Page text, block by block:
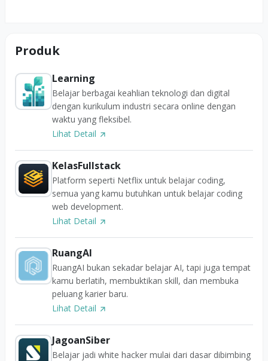
Produk
Learning
Belajar berbagai keahlian teknologi dan digital
dengan kurikulum industri secara online dengan
waktu yang fleksibel.
Lihat Detail
KelasFullstack
Platform seperti Netflix untuk belajar coding,
semua yang kamu butuhkan untuk belajar coding
web development.
Lihat Detail
RuangAI
RuangAI bukan sekadar belajar AI, tapi juga tempat
kamu berlatih, membuktikan skill, dan membuka
peluang karier baru.
Lihat Detail
JagoanSiber
Belajar jadi white hacker mulai dari dasar dibimbing